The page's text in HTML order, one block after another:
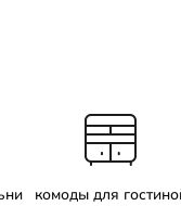
комоды для